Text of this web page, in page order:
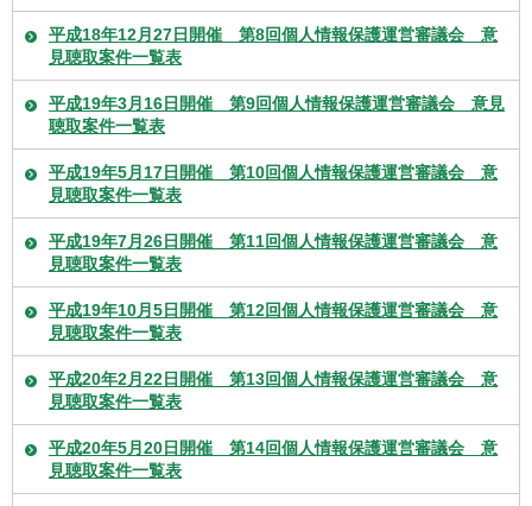
平成18年12月27日開催 第8回個人情報保護運営審議会 意
見聴取案件一覧表
平成19年3月16日開催 第9回個人情報保護運営審議会 意見
聴取案件一覧表
平成19年5月17日開催 第10回個人情報保護運営審議会 意
見聴取案件一覧表
平成19年7月26日開催 第11回個人情報保護運営審議会 意
見聴取案件一覧表
平成19年10月5日開催 第12回個人情報保護運営審議会 意
見聴取案件一覧表
平成20年2月22日開催 第13回個人情報保護運営審議会 意
見聴取案件一覧表
平成20年5月20日開催 第14回個人情報保護運営審議会 意
見聴取案件一覧表